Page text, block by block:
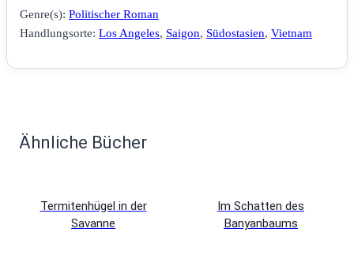
Genre(s): Politischer Roman
Handlungsorte: Los Angeles, Saigon, Südostasien, Vietnam
Ähnliche Bücher
Termitenhügel in der
Savanne
Im Schatten des
Banyanbaums